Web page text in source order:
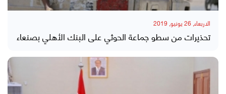
الاربعاء, 26 يونيو, 2019
تحذيرات من سطو جماعة الحوثي على البنك الأهلي بصنعاء